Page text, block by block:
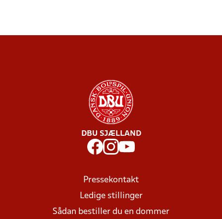
DBU SJÆLLAND
Pressekontakt
Ledige stillinger
Sådan bestiller du en dommer